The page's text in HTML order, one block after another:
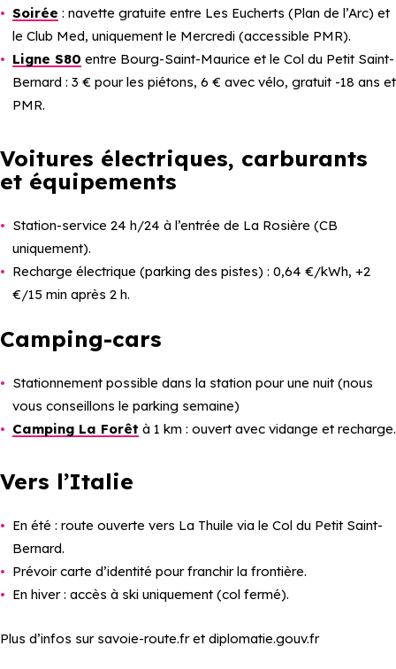
Soirée : navette gratuite entre Les Eucherts (Plan de l’Arc) et
le Club Med, uniquement le Mercredi (accessible PMR).
Ligne S80 entre Bourg-Saint-Maurice et le Col du Petit Saint-
Bernard : 3 € pour les piétons, 6 € avec vélo, gratuit -18 ans et
PMR.
Voitures électriques, carburants
et équipements
Station-service 24 h/24 à l’entrée de La Rosière (CB
uniquement).
Recharge électrique (parking des pistes) : 0,64 €/kWh, +2
€/15 min après 2 h.
Camping-cars
Stationnement possible dans la station pour une nuit (nous
vous conseillons le parking semaine)
Camping La Forêt à 1 km : ouvert avec vidange et recharge.
Vers l’Italie
En été : route ouverte vers La Thuile via le Col du Petit Saint-
Bernard.
Prévoir carte d’identité pour franchir la frontière.
En hiver : accès à ski uniquement (col fermé).
Plus d’infos sur savoie-route.fr et diplomatie.gouv.fr